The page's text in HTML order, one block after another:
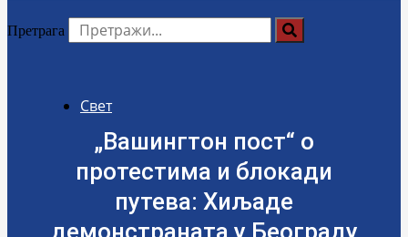
Претрага
Свет
„Вашингтон пост“ о
протестима и блокади
путева: Хиљаде
демонстраната у Београду